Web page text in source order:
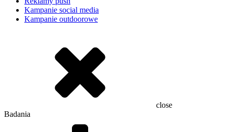
Kampanie social media
Kampanie outdoorowe
close
Badania